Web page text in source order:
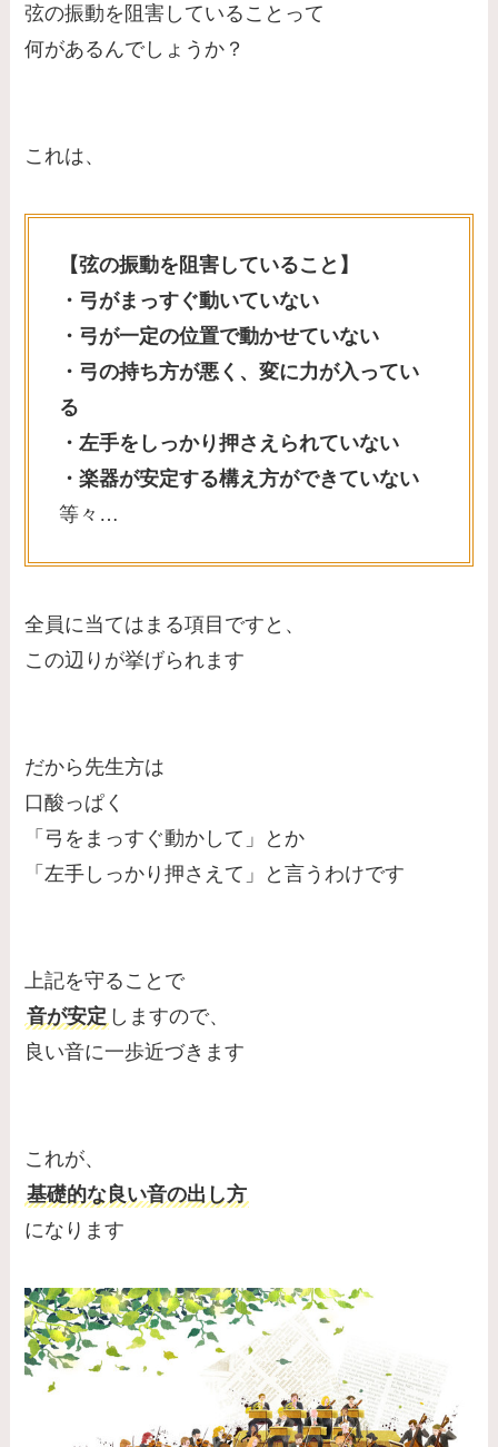
弦の振動を阻害していることって
何があるんでしょうか？
これは、
【弦の振動を阻害していること】
・弓がまっすぐ動いていない
・弓が一定の位置で動かせていない
・弓の持ち方が悪く、変に力が入ってい
る
・左手をしっかり押さえられていない
・楽器が安定する構え方ができていない
等々…
全員に当てはまる項目ですと、
この辺りが挙げられます
だから先生方は
口酸っぱく
「弓をまっすぐ動かして」とか
「左手しっかり押さえて」と言うわけです
上記を守ることで
音が安定 しますので、
良い音に一歩近づきます
これが、
基礎的な良い音の出し方
になります